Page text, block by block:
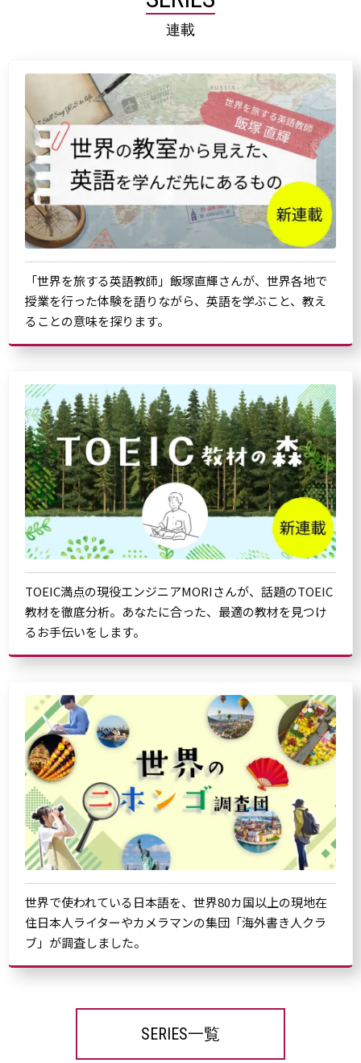
連載
「世界を旅する英語教師」飯塚直輝さんが、世界各地で
授業を行った体験を語りながら、英語を学ぶこと、教え
ることの意味を探ります。
TOEIC満点の現役エンジニアMORIさんが、話題のTOEIC
教材を徹底分析。あなたに合った、最適の教材を見つけ
るお手伝いをします。
世界で使われている日本語を、世界80カ国以上の現地在
住日本人ライターやカメラマンの集団「海外書き人クラ
ブ」が調査しました。
SERIES一覧